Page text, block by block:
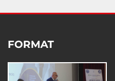
FORMAT